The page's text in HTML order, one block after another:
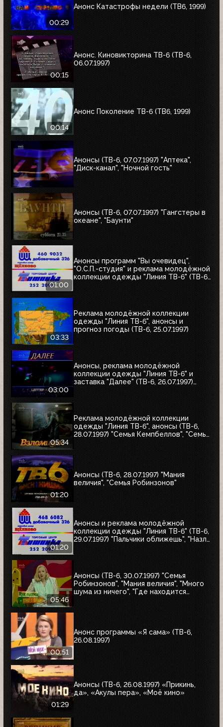
00:29
Анонс Катастрофы недели (ТВ6, 1999)
00:15
Анонс. Киновикторина ТВ-6 (ТВ-6,
06.07.1997)
00:14
Анонс Поколение ТВ-6 (ТВ6, 1999)
Анонсы (ТВ-6, 07.07.1997) "Аптека",
"Диск-канал", "Ночной гость"
Анонсы (ТВ-6, 07.07.1997) "Гангстеры в
океане", "Баунти"
01:00
Анонсы программ "Вы очевидец",
"О.С.П.-студия" и реклама молодёжной
коллекции одежды "Линия ТВ-6" (ТВ-6,
03:33
Реклама молодёжной коллекции
одежды "Линия ТВ-6", анонсы и
прогноз погоды (ТВ-6, 25.07.1997)
03:00
Анонсы, реклама молодёжной
коллекции одежды "Линия ТВ-6" и
заставка "Далее" (ТВ-6, 26.07.1997)
05:34
Реклама молодёжной коллекции
одежды "Линия ТВ-6", анонсы (ТВ-6,
28.07.1997) "Семья Кемпбеллов", "Семья
01:20
Анонсы (ТВ-6, 28.07.1997) "Мания
величия", "Семья Робинзонов"
01:20
Анонсы и реклама молодёжной
коллекции одежды "Линия ТВ-6" (ТВ-6,
29.07.1997) "Пальчики оближешь", "Назло
05:46
Анонсы (ТВ-6, 30.07.1997) "Семья
Робинзонов", "Мания величия", "Много
шума из ничего", "Где находится
00:51
Анонс программы «Я сама» (ТВ-6,
26.08.1997)
01:29
Анонсы (ТВ-6, 26.08.1997) «Прикинь,
да», «Акулы пера», «Моё кино»